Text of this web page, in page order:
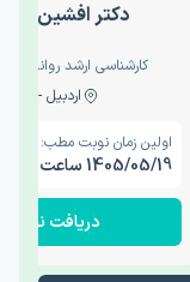
دکتر افشین
کارشناسی ارشد
اردبیل - والی
اولین زمان نوبت مطب:
1405/05/19 ساعت 15:00
دریافت نوبت